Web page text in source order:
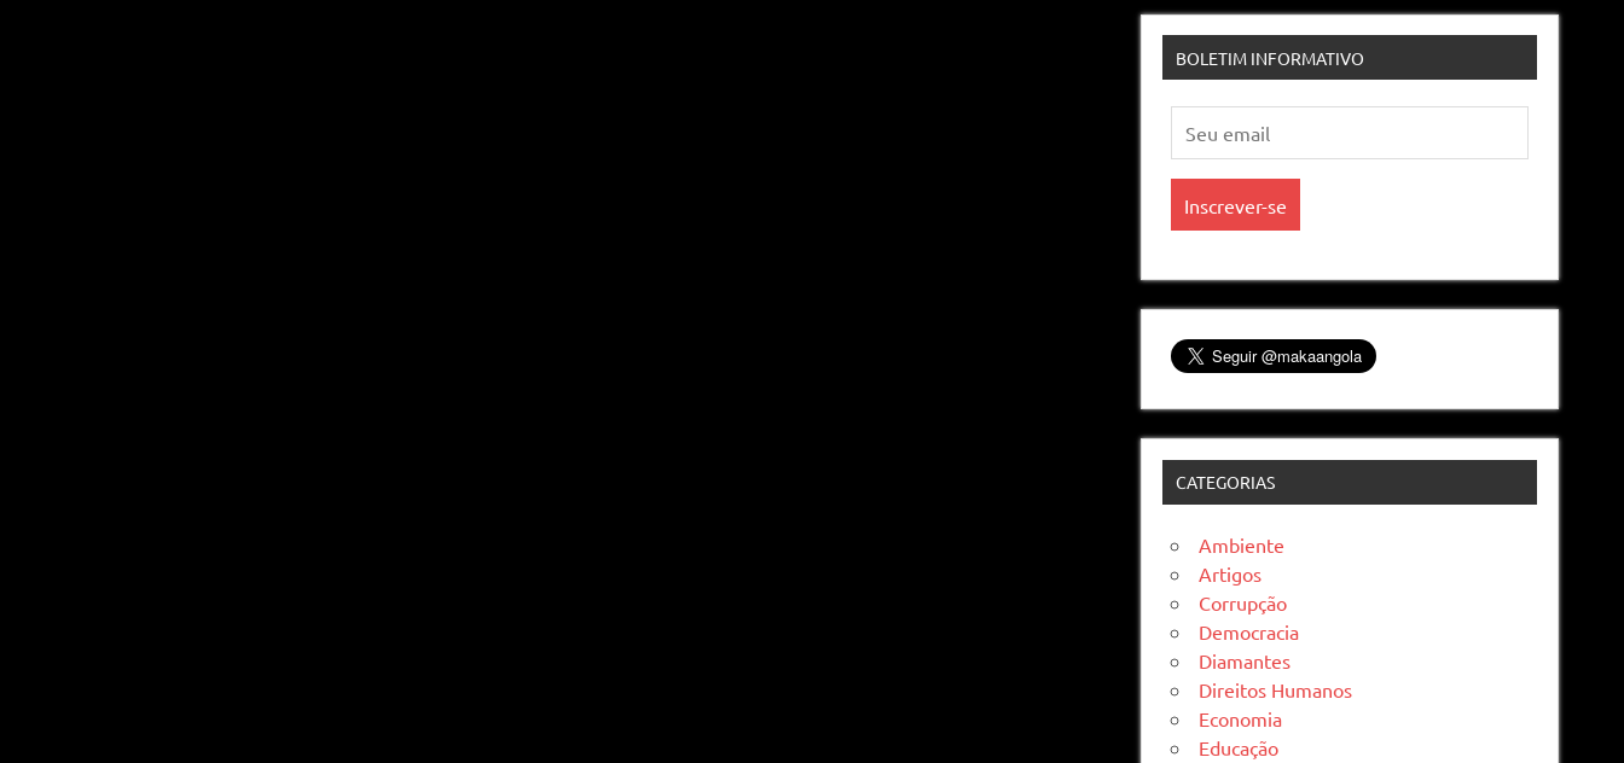
BOLETIM INFORMATIVO
CATEGORIAS
Ambiente
Artigos
Corrupção
Democracia
Diamantes
Direitos Humanos
Economia
Educação